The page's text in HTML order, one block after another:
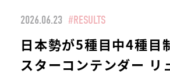
2026.06.23 #RESULTS
日本勢が5種目中4種目
スターコンテンダー リ